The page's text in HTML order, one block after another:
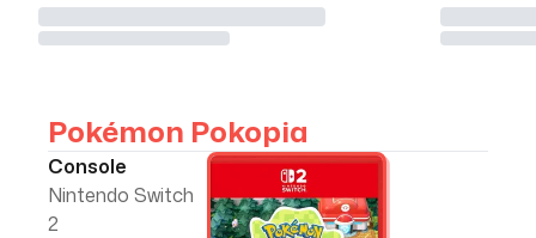
Pokémon Pokopia
Console
Nintendo Switch
2